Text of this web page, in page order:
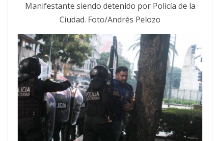
Manifestante siendo detenido por Policía de la
Ciudad. Foto/Andrés Pelozo